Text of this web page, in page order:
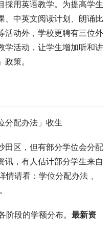
採用英语教学。为提高学生
、中英文阅读计划、朗诵比
活动外，学校更聘有三位外
学活动，让学生增加听和讲
策。
分配办法」收生
田区，但有部分学位会分配
情请看：学位分配办法 、
段的学额分布。 最新资